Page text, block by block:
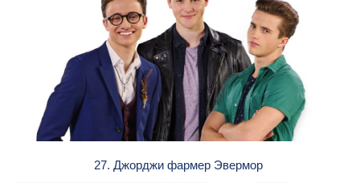
27. Джорджи фармер Эвермор